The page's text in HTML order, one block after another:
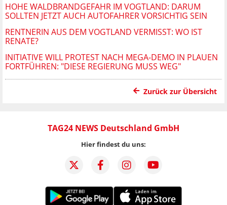
HOHE WALDBRANDGEFAHR IM VOGTLAND: DARUM
SOLLTEN JETZT AUCH AUTOFAHRER VORSICHTIG SEIN
RENTNERIN AUS DEM VOGTLAND VERMISST: WO IST
RENATE?
INITIATIVE WILL PROTEST NACH MEGA-DEMO IN PLAUEN
FORTFÜHREN: "DIESE REGIERUNG MUSS WEG"
Zurück zur Übersicht
TAG24 NEWS Deutschland GmbH
Hier findest du uns: